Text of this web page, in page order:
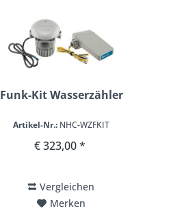
Funk-Kit Wasserzähler
Artikel-Nr.: NHC-WZFKIT
€ 323,00 *
Vergleichen
Merken